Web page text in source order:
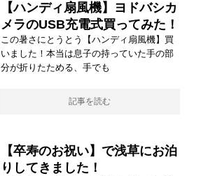
【ハンディ扇風機】ヨドバシカ
メラのUSB充電式買ってみた！
この暑さにとうとう【ハンディ扇風機】買
いました！本当は息子の持っていた手の部
分が折りたためる、手でも
記事を読む
【卒寿のお祝い】で浅草にお泊
りしてきました！